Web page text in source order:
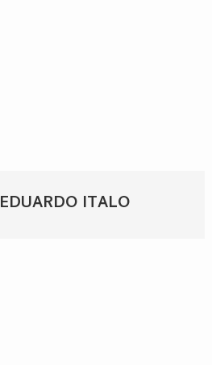
EDUARDO ITALO